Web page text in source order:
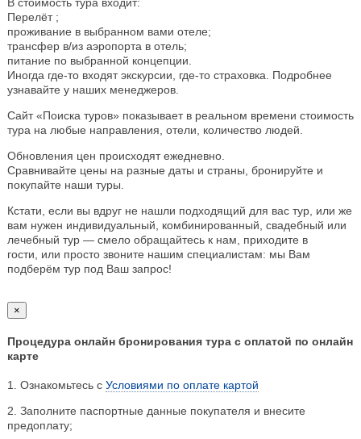
Перелёт ;
проживание в выбранном вами отеле;
трансфер в/из аэропорта в отель;
питание по выбранной концепции.
Иногда где-то входят экскурсии, где-то страховка. Подробнее
узнавайте у наших менеджеров.
Сайт «Поиска туров» показывает в реальном времени стоимость
тура на любые направления, отели, количество людей.
Обновления цен происходят ежедневно.
Сравнивайте цены на разные даты и страны, бронируйте и
покупайте наши туры.
Кстати, если вы вдруг не нашли подходящий для вас тур, или же
вам нужен индивидуальный, комбинированный, свадебный или
лечебный тур — смело обращайтесь к нам, приходите в
гости, или просто звоните нашим специалистам: мы Вам
подберём тур под Ваш запрос!
×
Процедура онлайн бронирования тура с оплатой по онлайн
карте
1. Ознакомьтесь с Условиями по оплате картой
2. Заполните паспортные данные покупателя и внесите
предоплату;